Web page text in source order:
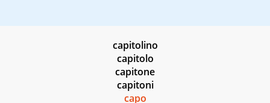
capitolino
capitolo
capitone
capitoni
capo